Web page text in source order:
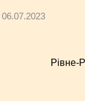
06.07.2023
Рівне-